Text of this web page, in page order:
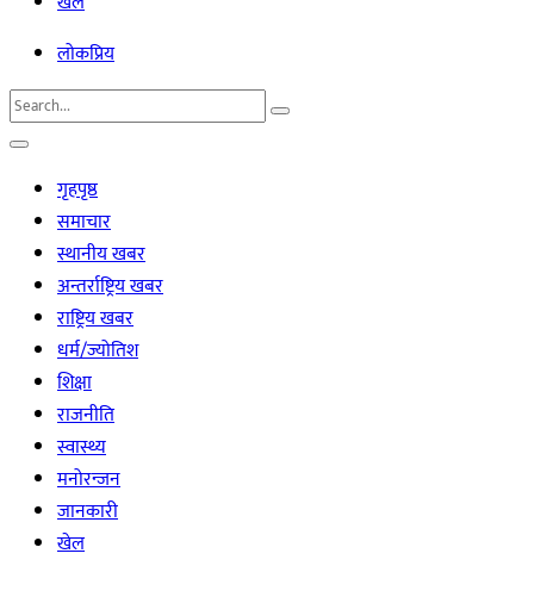
लोकप्रिय
गृहपृष्ठ
समाचार
स्थानीय खबर
अन्तर्राष्ट्रिय खबर
राष्ट्रिय खबर
धर्म/ज्योतिश
शिक्षा
राजनीति
स्वास्थ्य
मनोरन्जन
जानकारी
खेल